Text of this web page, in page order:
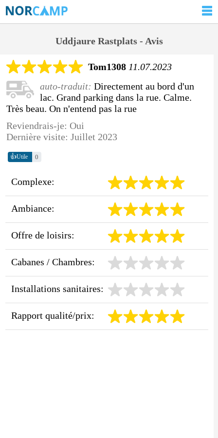
Uddjaure Rastplats - Avis
Tom1308 11.07.2023
auto-traduit: Directement au bord d'un
lac. Grand parking dans la rue. Calme.
Très beau. On n'entend pas la rue
Reviendrais-je: Oui
Dernière visite: Juillet 2023
👍Utile 0
Complexe:
Ambiance:
Offre de loisirs:
Cabanes / Chambres:
Installations sanitaires:
Rapport qualité/prix: